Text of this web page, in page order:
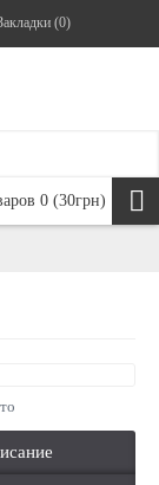
(0)
0 (30грн)